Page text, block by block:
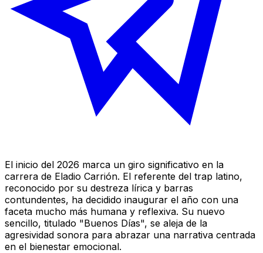
El inicio del 2026 marca un giro significativo en la
carrera de Eladio Carrión. El referente del trap latino,
reconocido por su destreza lírica y barras
contundentes, ha decidido inaugurar el año con una
faceta mucho más humana y reflexiva. Su nuevo
sencillo, titulado "Buenos Días", se aleja de la
agresividad sonora para abrazar una narrativa centrada
en el bienestar emocional.